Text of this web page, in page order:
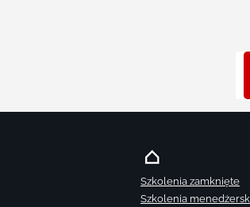
Szkolenia zamknięte
Szkolenia